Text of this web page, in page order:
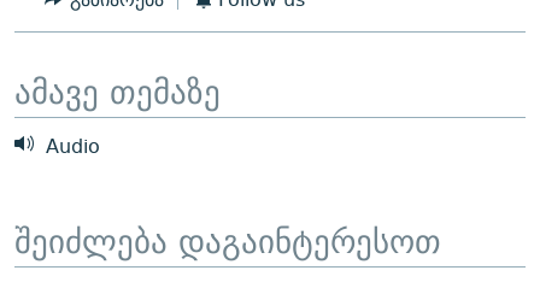
ᲚᲘᲢᲔᲠᲐᲢᲣᲠᲣᲚᲘ ᲬᲐᲮᲜᲐᲒᲔᲑᲘ
ᲐᲛᲔᲠᲘᲙᲣᲚᲘ ᲛᲝᲗᲮᲠᲝᲑᲐ
ᲡᲐᲞᲐᲠᲚᲐᲛᲔᲜᲢᲝ ᲐᲠᲩᲔᲕᲜᲔᲑᲘᲡ ᲘᲡᲢᲝᲠᲘᲐ
ᲑᲐᲕᲨᲕᲔᲑᲘ ᲞᲠᲝᲡᲢᲘᲢᲣᲪᲘᲐᲨᲘ - ᲐᲛᲝᲣᲗᲥᲛᲔᲚᲘ ᲐᲛᲑᲐᲕᲘ
ᲐᲒᲕᲘᲡᲢᲝᲡ ᲝᲛᲘ
ამავე თემაზე
Audio
შეიძლება დაგაინტერესოთ